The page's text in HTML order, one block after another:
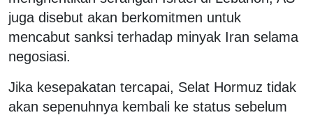
juga disebut akan berkomitmen untuk
mencabut sanksi terhadap minyak Iran selama
negosiasi.
Jika kesepakatan tercapai, Selat Hormuz tidak
akan sepenuhnya kembali ke status sebelum